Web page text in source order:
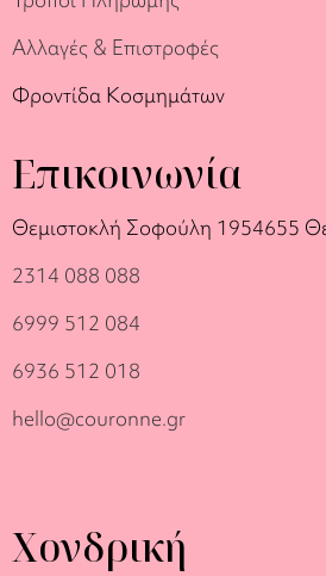
Αλλαγές & Επιστροφές
Φροντίδα Κοσμημάτων
Επικοινωνία
Θεμιστοκλή Σοφούλη 1954655
2314 088 088
6999 512 084
6936 512 018
hello@couronne.gr
Χονδρική